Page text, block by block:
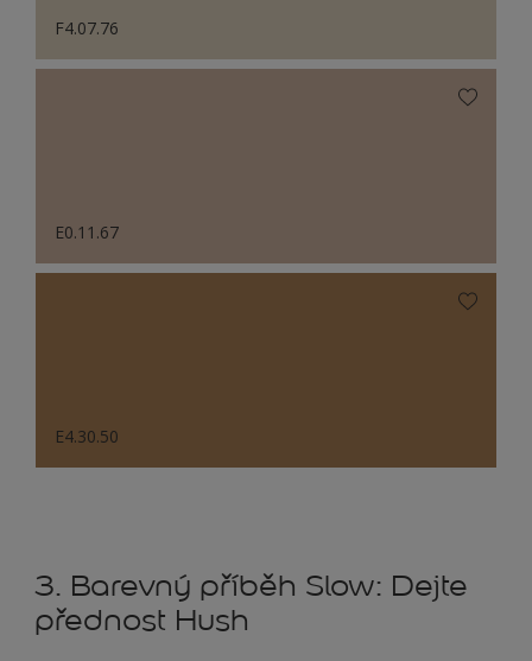
F4.07.76
E0.11.67
E4.30.50
3. Barevný příběh Slow: Dejte
přednost Hush